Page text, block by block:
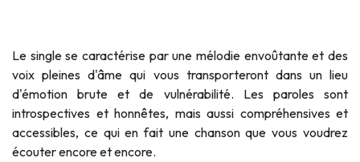
Le single se caractérise par une mélodie envoûtante et des
voix pleines d'âme qui vous transporteront dans un lieu
d'émotion brute et de vulnérabilité. Les paroles sont
introspectives et honnêtes, mais aussi compréhensives et
accessibles, ce qui en fait une chanson que vous voudrez
écouter encore et encore.